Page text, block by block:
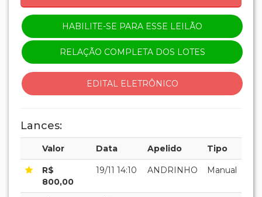
HABILITE-SE PARA ESSE LEILÃO
RELAÇÃO COMPLETA DOS LOTES
EDITAL ELETRÔNICO
Lances:
Valor Data Apelido Tipo
R$
800,00
19/11 14:10 ANDRINHO Manual